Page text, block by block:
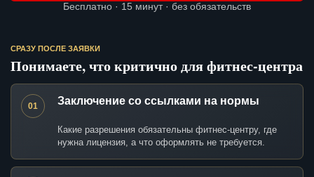
Бесплатно · 15 минут · без обязательств
СРАЗУ ПОСЛЕ ЗАЯВКИ
Понимаете, что критично для фитнес-центра
01 Заключение со ссылками на нормы
Какие разрешения обязательны фитнес-центру, где
нужна лицензия, а что оформлять не требуется.